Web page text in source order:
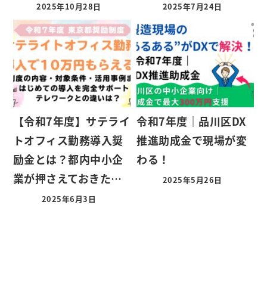
2025年10月28日 2025年7月24日
【令和7年度】サテライ
トオフィス勤務導入奨
励金とは？都内中小企
業が押さえておきた…
2025年6月3日
令和7年度｜品川区DX
推進助成金で現場が変
わる！
2025年5月26日